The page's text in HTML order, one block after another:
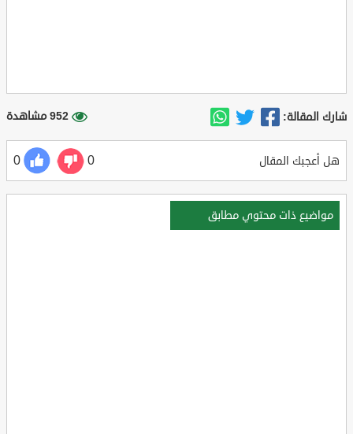
شارك المقالة: 952 مشاهدة
هل أعجبك المقال 0
0
مواضيع ذات محتوي مطابق